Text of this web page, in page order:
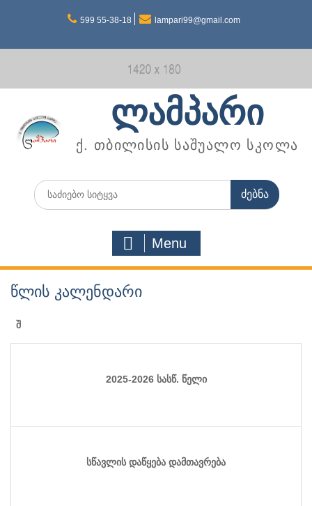
599 55-38-18 lampari99@gmail.com
ლამპარი
ქ. თბილისის საშუალო სკოლა
Search
for:
Menu
წლის კალენდარი
შ
2025-2026 სასწ. წელი
სწავლის დაწყება დამთავრება